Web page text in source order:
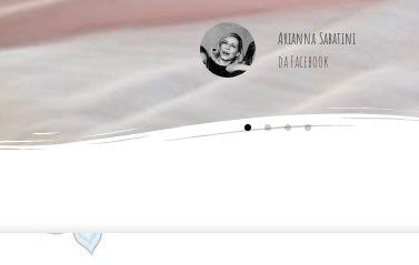
Maria Teresa Masela
da Facebook